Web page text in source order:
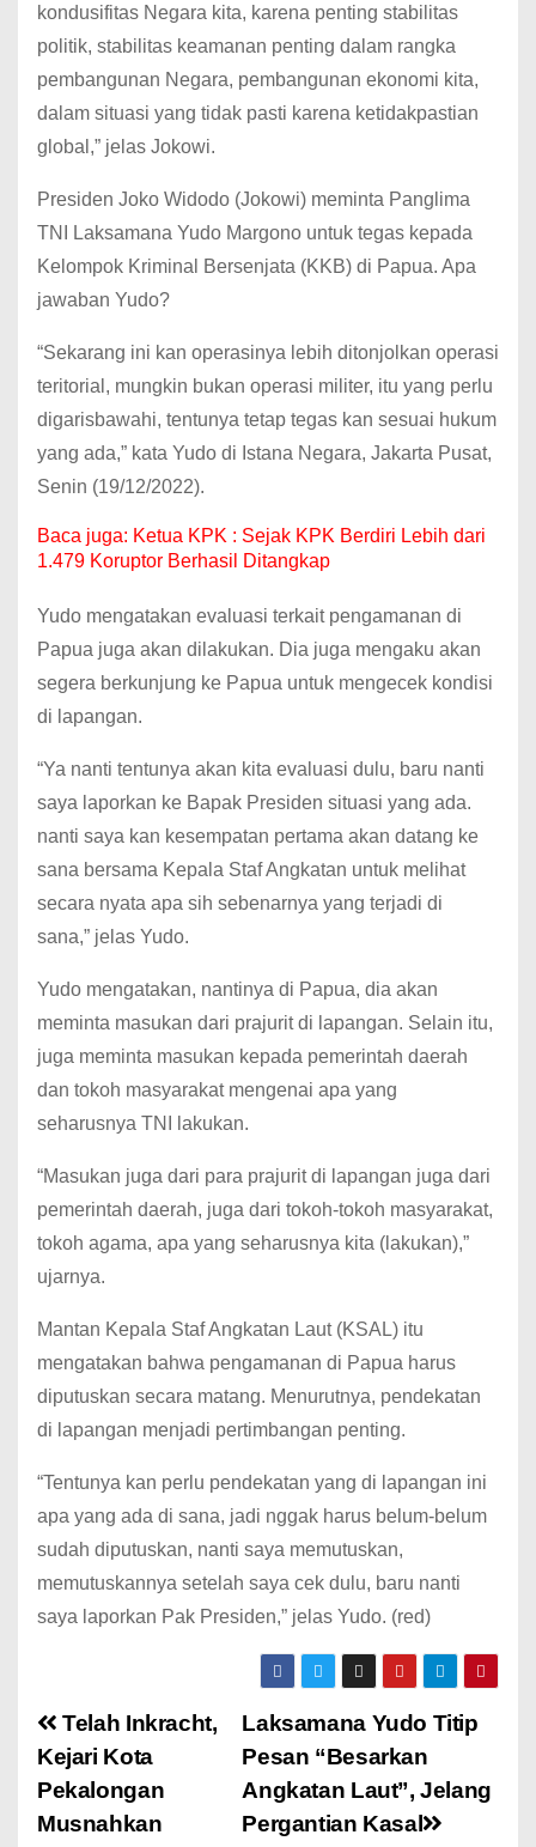
kondusifitas Negara kita, karena penting stabilitas
politik, stabilitas keamanan penting dalam rangka
pembangunan Negara, pembangunan ekonomi kita,
dalam situasi yang tidak pasti karena ketidakpastian
global,” jelas Jokowi.
Presiden Joko Widodo (Jokowi) meminta Panglima
TNI Laksamana Yudo Margono untuk tegas kepada
Kelompok Kriminal Bersenjata (KKB) di Papua. Apa
jawaban Yudo?
“Sekarang ini kan operasinya lebih ditonjolkan operasi
teritorial, mungkin bukan operasi militer, itu yang perlu
digarisbawahi, tentunya tetap tegas kan sesuai hukum
yang ada,” kata Yudo di Istana Negara, Jakarta Pusat,
Senin (19/12/2022).
Baca juga: Ketua KPK : Sejak KPK Berdiri Lebih dari
1.479 Koruptor Berhasil Ditangkap
Yudo mengatakan evaluasi terkait pengamanan di
Papua juga akan dilakukan. Dia juga mengaku akan
segera berkunjung ke Papua untuk mengecek kondisi
di lapangan.
“Ya nanti tentunya akan kita evaluasi dulu, baru nanti
saya laporkan ke Bapak Presiden situasi yang ada.
nanti saya kan kesempatan pertama akan datang ke
sana bersama Kepala Staf Angkatan untuk melihat
secara nyata apa sih sebenarnya yang terjadi di
sana,” jelas Yudo.
Yudo mengatakan, nantinya di Papua, dia akan
meminta masukan dari prajurit di lapangan. Selain itu,
juga meminta masukan kepada pemerintah daerah
dan tokoh masyarakat mengenai apa yang
seharusnya TNI lakukan.
“Masukan juga dari para prajurit di lapangan juga dari
pemerintah daerah, juga dari tokoh-tokoh masyarakat,
tokoh agama, apa yang seharusnya kita (lakukan),”
ujarnya.
Mantan Kepala Staf Angkatan Laut (KSAL) itu
mengatakan bahwa pengamanan di Papua harus
diputuskan secara matang. Menurutnya, pendekatan
di lapangan menjadi pertimbangan penting.
“Tentunya kan perlu pendekatan yang di lapangan ini
apa yang ada di sana, jadi nggak harus belum-belum
sudah diputuskan, nanti saya memutuskan,
memutuskannya setelah saya cek dulu, baru nanti
saya laporkan Pak Presiden,” jelas Yudo. (red)
Laksamana Yudo Titip
Pesan “Besarkan
Angkatan Laut”, Jelang
Pergantian Kasal
Telah Inkracht,
Kejari Kota
Pekalongan
Musnahkan